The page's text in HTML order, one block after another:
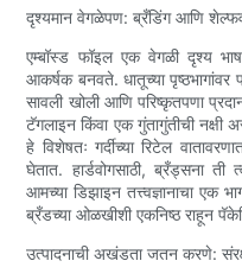
दृश्यमान वेगळेपण: ब्रँडिंग आणि
एम्बॉस्ड फॉइल एक वेगळी दृश्य
आकर्षक बनवते. धातूच्या पृष्ठभागांवर
सावली खोली आणि परिष्कृतपणा
टॅगलाइन किंवा एक गुंतागुंतीची
हे विशेषतः गर्दीच्या रिटेल
घेतात. हार्डवोगसाठी, ब्रँड्सना
आमच्या डिझाइन तत्त्वज्ञानाचा
ब्रँडच्या ओळखीशी एकनिष्ठ राहून
उत्पादनाची अखंडता जतन करणे: